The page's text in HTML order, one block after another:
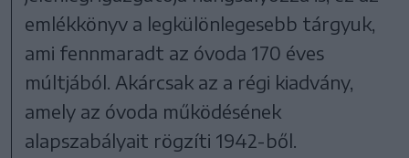
emlékkönyv a legkülönlegesebb tárgyuk,
ami fennmaradt az óvoda 170 éves
múltjából. Akárcsak az a régi kiadvány,
amely az óvoda működésének
alapszabályait rögzíti 1942-ből.